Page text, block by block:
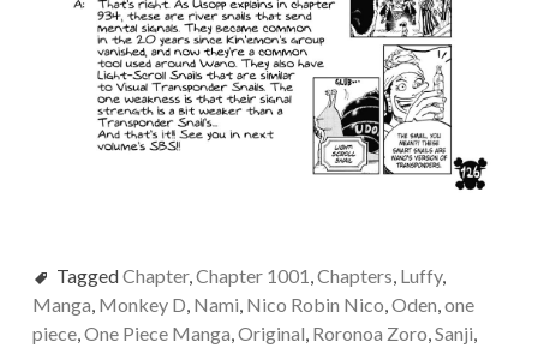
TaggedChapter,Chapter 1001,Chapters, Luffy,
Manga, Monkey D, Nami, Nico Robin Nico,Oden,one
piece,One Piece Manga,Original, Roronoa Zoro,Sanji,